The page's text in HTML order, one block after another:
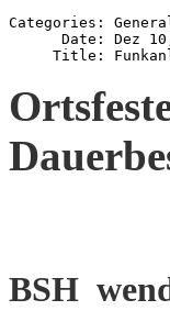
Categories:
Date: Dez
BSH